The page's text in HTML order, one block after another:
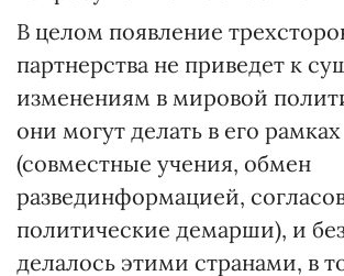
В целом появление
партнерства не приведет к
изменениям в мировой
они могут делать в его рамках
(совместные учения, обмен
развединформацией,
политические демарши), и
делалось этими странами, в